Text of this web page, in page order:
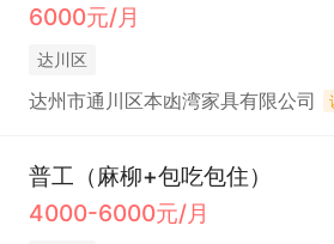
6000元/月
达川区
达州市通川区本凼湾家具有限公司
普工（麻柳+包吃包住）
4000-6000元/月